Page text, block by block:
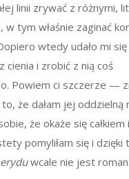
linii zrywać z różnymi,
tym właśnie zaginać
wtedy udało mi
cienia i zrobić z nią coś
Powiem ci szczerze —
że dałam jej oddzielną
że okaże się całkiem
pomyliłam się i dzięki
wcale nie jest